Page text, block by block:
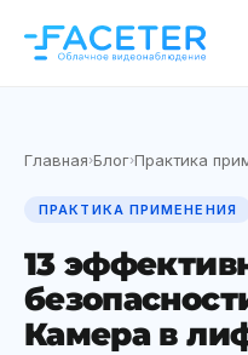
Главная›Блог›Практика
ПРАКТИКА ПРИМЕНЕНИЯ
13
Камера в